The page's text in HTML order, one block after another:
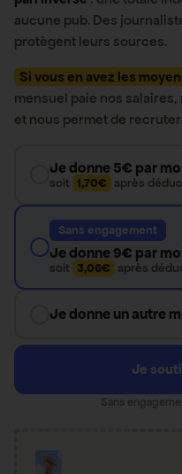
aucune pub. Des
protègent leurs sources.
Si vous en avez les
mensuel paie nos
et nous permet de
Je donne 5€ par
soit 1,70€ après
Sans engagement
Je donne 9€ par
soit 3,06€ après
Je donne un autre
Je
Sans